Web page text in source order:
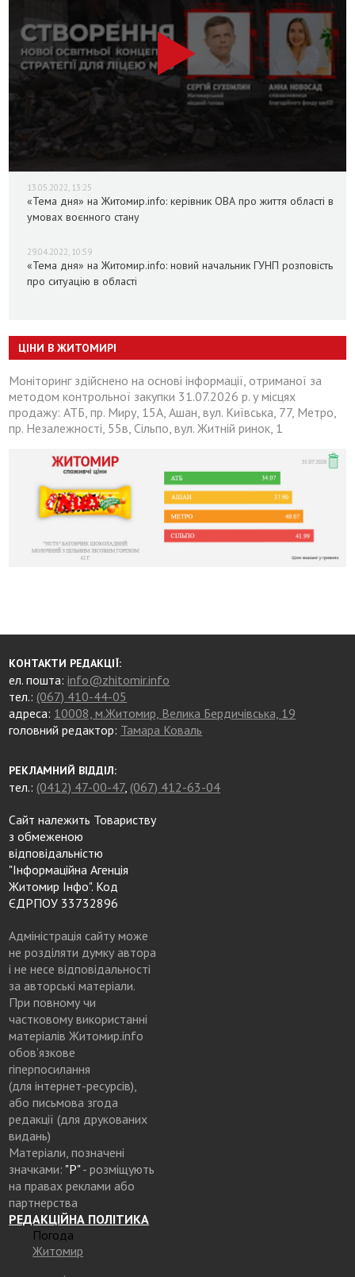
13.05.2022, 13:25
«Тема дня» на Житомир.info: керівник ОВА про життя області в
умовах воєнного стану
29.04.2022, 10:59
«Тема дня» на Житомир.info: новий начальник ГУНП розповість
про ситуацію в області
ЦІНИ В ЖИТОМИРІ
Моніторинг здійснено на основі інформації, отриманої за
методом контрольної закупки 31.07.2026 р. у місцях
продажу: АТБ, пр. Миру, 15А, Ашан, вул. Київська, 77, Метро,
пр. Незалежності, 55в, Сільпо, вул. Житній ринок, 1
КОНТАКТИ РЕДАКЦІЇ:
ел. пошта:info@zhitomir.info
тел.: (067) 410-44-05
адреса: 10008, м.Житомир, Велика Бердичівська, 19
головний редактор: Тамара Коваль
РЕКЛАМНИЙ ВІДДІЛ:
тел.: (0412) 47-00-47, (067) 412-63-04
Сайт належить Товариству
з обмеженою
відповідальністю
"Інформаційна Агенція
Житомир Інфо". Код
ЄДРПОУ 33732896
Адміністрація сайту може
не розділяти думку автора
і не несе відповідальності
за авторські матеріали.
При повному чи
частковому використанні
матеріалів Житомир.info
обов’язкове
гіперпосилання
(для інтернет-ресурсів),
або письмова згода
редакції (для друкованих
видань)
Матеріали, позначені
значками: "Р"- розміщують
на правах реклами або
партнерства
РЕДАКЦІЙНА ПОЛІТИКА
Погода
Житомир